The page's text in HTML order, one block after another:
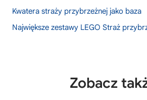
Kwatera straży przybrzeżnej jako baza
Największe zestawy LEGO Straż
Zobacz